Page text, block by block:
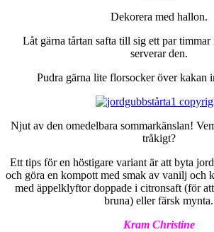
Dekorera med hallon.
Låt gärna tårtan safta till sig ett par
serverar den.
Pudra gärna lite florsocker över kakan
Njut av den omedelbara sommarkänslan!
tråkigt?
Ett tips för en höstigare variant är att byta
och göra en kompott med smak av vanilj och
med äppelklyftor doppade i citronsaft (för
bruna) eller färsk mynta.
Kram Christine